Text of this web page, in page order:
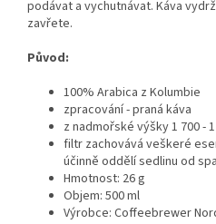
podávat a vychutnávat. Káva
zavřete.
Původ:
100% Arabica z Kolumbie
zpracování - praná káva
z nadmořské výšky 1 700 -
filtr zachovává veškeré
účinně oddělí sedlinu od
Hmotnost: 26 g
Objem: 500 ml
Výrobce: Coffeebrewer